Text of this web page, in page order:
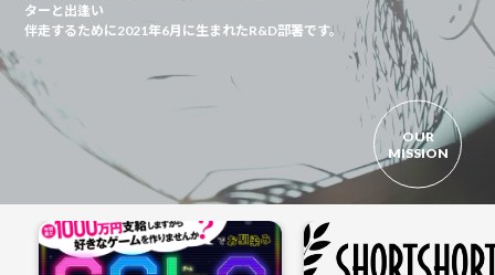
ターと出逢い
伴走するために2021年6月に生まれたR&D部署です。
OUR
MISSION